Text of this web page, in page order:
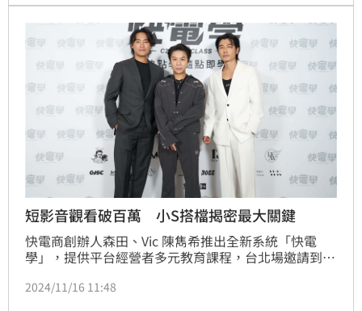
北中正紀念堂，陪伴身心障礙者一同健走，期盼以自身
實際行動，喚起大眾對心智障礙者延緩老化及社會融合
議題的關注。蔡維歆
短影音觀看破百萬 小S搭檔揭密最大關鍵
快電商創辦人森田、Vic 陳雋希推出全新系統「快電
學」，提供平台經營者多元教育課程，台北場邀請到入
師，傳授自媒體經營之道。蔡維歆
2024/11/16 11:48